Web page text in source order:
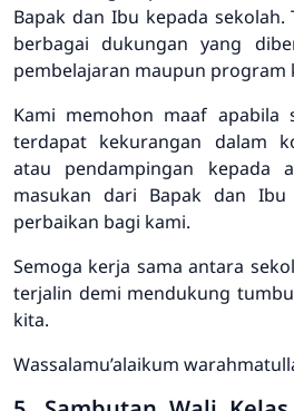
Bapak dan Ibu kepada sekolah.
berbagai dukungan yang
pembelajaran maupun program
Kami memohon maaf apabila
terdapat kekurangan dalam
atau pendampingan kepada
masukan dari Bapak dan
perbaikan bagi kami.
Semoga kerja sama antara
terjalin demi mendukung
kita.
Wassalamu’alaikum